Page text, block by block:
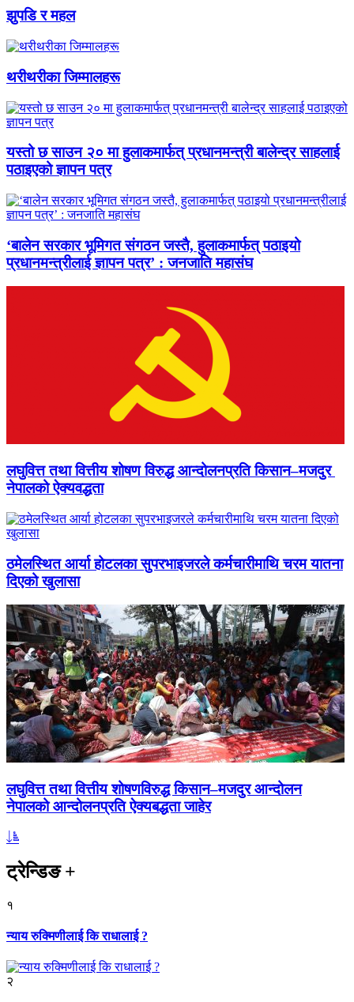
झुपडि र महल
थरीथरीका जिम्मालहरू
यस्तो छ साउन २० मा हुलाकमार्फत् प्रधानमन्त्री बालेन्द्र साहलाई
पठाइएको ज्ञापन पत्र
‘बालेन सरकार भूमिगत संगठन जस्तै, हुलाकमार्फत् पठाइयो
प्रधानमन्त्रीलाई ज्ञापन पत्र’ : जनजाति महासंघ
लघुवित्त तथा वित्तीय शोषण विरुद्ध आन्दोलनप्रति किसान–मजदुर
नेपालको ऐक्यवद्धता
ठमेलस्थित आर्या होटलका सुपरभाइजरले कर्मचारीमाथि चरम यातना
दिएको खुलासा
लघुवित्त तथा वित्तीय शोषणविरुद्ध किसान–मजदुर आन्दोलन
नेपालको आन्दोलनप्रति ऐक्यबद्धता जाहेर
ट्रेन्डिङ+
१
न्याय रुक्मिणीलाई कि राधालाई ?
२